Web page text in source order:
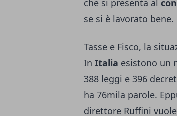
che si presenta al
se si è lavorato bene.
Tasse e Fisco, la
In Italia esistono un
388 leggi e 396
ha 76mila parole.
direttore Ruffini